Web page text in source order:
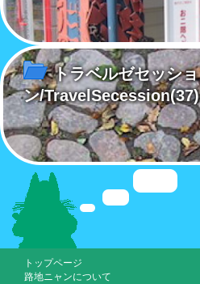
トラベルゼセッショ
ン/TravelSecession(37)
トップページ
路地ニャンについて